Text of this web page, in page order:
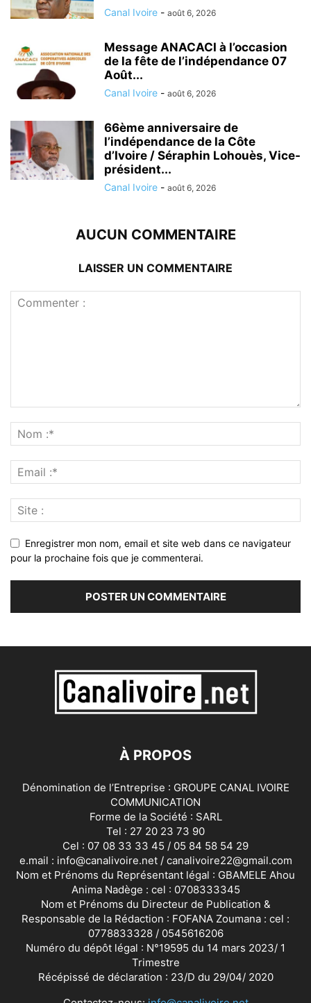
Canal Ivoire - août 6, 2026
Message ANACACI à l’occasion
de la fête de l’indépendance 07
Août...
Canal Ivoire - août 6, 2026
66ème anniversaire de
l’indépendance de la Côte
d’Ivoire / Séraphin Lohouès, Vice-
président...
Canal Ivoire - août 6, 2026
AUCUN COMMENTAIRE
LAISSER UN COMMENTAIRE
Enregistrer mon nom, email et site web dans ce navigateur
pour la prochaine fois que je commenterai.
À PROPOS
Dénomination de l’Entreprise : GROUPE CANAL IVOIRE
COMMUNICATION
Forme de la Société : SARL
Tel : 27 20 23 73 90
Cel : 07 08 33 33 45 / 05 84 58 54 29
e.mail : info@canalivoire.net / canalivoire22@gmail.com
Nom et Prénoms du Représentant légal : GBAMELE Ahou
Anima Nadège : cel : 0708333345
Nom et Prénoms du Directeur de Publication &
Responsable de la Rédaction : FOFANA Zoumana : cel :
0778833328 / 0545616206
Numéro du dépôt légal : N°19595 du 14 mars 2023/ 1
Trimestre
Récépissé de déclaration : 23/D du 29/04/ 2020